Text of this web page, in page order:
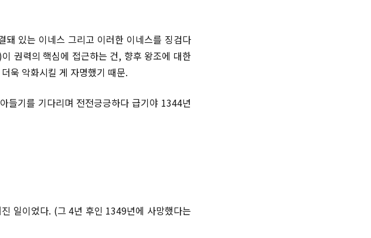
있는 이네스 그리고 이러한 이네스를 징검다
권력의 핵심에 접근하는 건, 향후 왕조에 대한
욱 악화시킬 게 자명했기 때문.
들기를 기다리며 전전긍긍하다 급기야 1344년
일이었다. (그 4년 후인 1349년에 사망했다는